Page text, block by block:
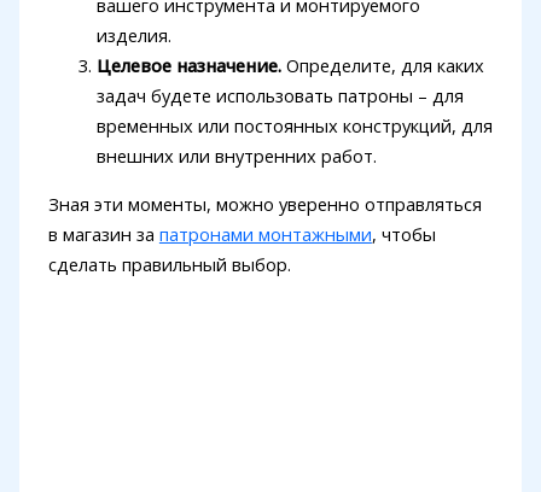
вашего инструмента и монтируемого
изделия.
Целевое назначение.Определите, для каких
задач будете использовать патроны – для
временных или постоянных конструкций, для
внешних или внутренних работ.
Зная эти моменты, можно уверенно отправляться
в магазин за патронами монтажными, чтобы
сделать правильный выбор.